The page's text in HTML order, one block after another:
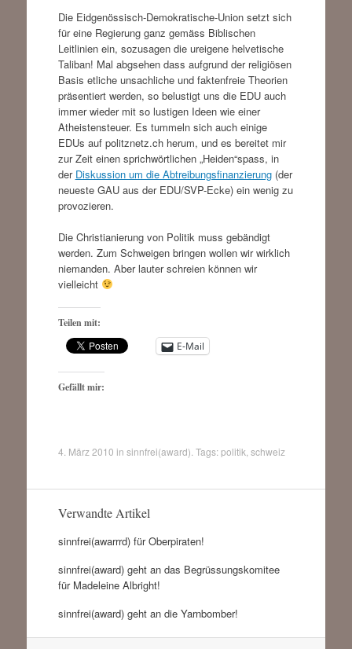
Die Eidgenössisch-Demokratische-Union setzt sich
für eine Regierung ganz gemäss Biblischen
Leitlinien ein, sozusagen die ureigene helvetische
Taliban! Mal abgsehen dass aufgrund der religiösen
Basis etliche unsachliche und faktenfreie Theorien
präsentiert werden, so belustigt uns die EDU auch
immer wieder mit so lustigen Ideen wie einer
Atheistensteuer. Es tummeln sich auch einige
EDUs auf politznetz.ch herum, und es bereitet mir
zur Zeit einen sprichwörtlichen „Heiden“spass, in
der Diskussion um die Abtreibungsfinanzierung(der
neueste GAU aus der EDU/SVP-Ecke) ein wenig zu
provozieren.
Die Christianierung von Politik muss gebändigt
werden. Zum Schweigen bringen wollen wir wirklich
niemanden. Aber lauter schreien können wir
vielleicht
Teilen mit:
E-Mail
Gefällt mir:
4. März 2010 in sinnfrei(award) . Tags:politik schweiz
Verwandte Artikel
sinnfrei(awarrrd) für Oberpiraten!
sinnfrei(award) geht an das Begrüssungskomitee
für Madeleine Albright!
sinnfrei(award) geht an die Yarnbomber!